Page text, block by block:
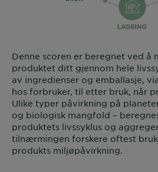
Denne scoren er beregnet ved å
produktet ditt gjennom hele
av ingredienser og emballasje,
hos forbruker, til etter bruk, når
Ulike typer påvirkning på
og biologisk mangfold –
produktets livssyklus og
tilnærmingen forskere oftest
produkts miljøpåvirkning.